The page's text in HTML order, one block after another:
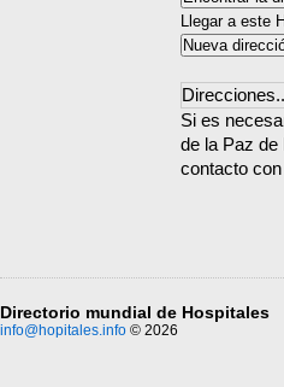
Llegar a este
Si es
de la Paz de
contacto
Directorio mundial de Hospitales
info@hopitales.info © 2026